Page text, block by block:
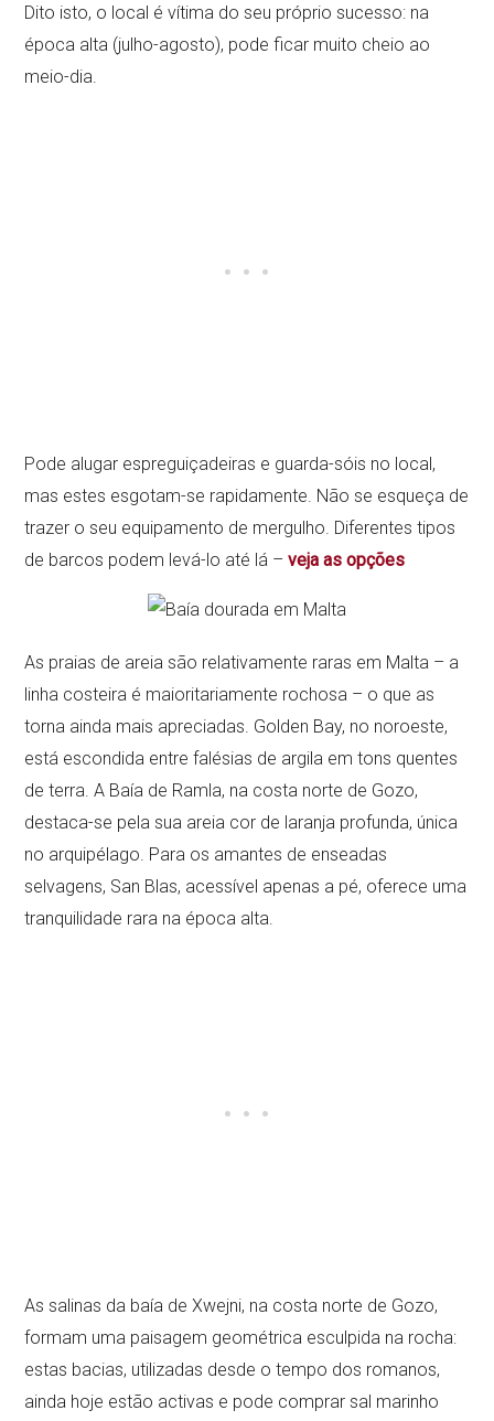
Dito isto, o local é vítima do seu próprio sucesso: na
época alta (julho-agosto), pode ficar muito cheio ao
meio-dia.
Pode alugar espreguiçadeiras e guarda-sóis no local,
mas estes esgotam-se rapidamente. Não se esqueça de
trazer o seu equipamento de mergulho. Diferentes tipos
de barcos podem levá-lo até lá –veja as opções
As praias de areia são relativamente raras em Malta – a
linha costeira é maioritariamente rochosa – o que as
torna ainda mais apreciadas. Golden Bay, no noroeste,
está escondida entre falésias de argila em tons quentes
de terra. A Baía de Ramla, na costa norte de Gozo,
destaca-se pela sua areia cor de laranja profunda, única
no arquipélago. Para os amantes de enseadas
selvagens, San Blas, acessível apenas a pé, oferece uma
tranquilidade rara na época alta.
As salinas da baía de Xwejni, na costa norte de Gozo,
formam uma paisagem geométrica esculpida na rocha:
estas bacias, utilizadas desde o tempo dos romanos,
ainda hoje estão activas e pode comprar sal marinho